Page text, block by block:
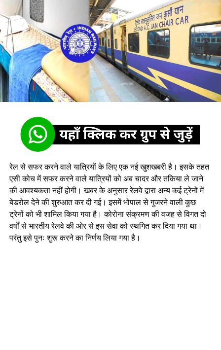
रेल से सफर करने वाले यात्रियों के लिए एक नई खुशखबरी है। इसके तहत
एसी कोच में सफर करने वाले यात्रियों को अब चादर और तकिया ले जाने
की आवश्यकता नहीं होगी। खबर के अनुसार रेलवे द्वारा अन्य कई ट्रेनों में
बेडरोल देने की शुरुआत कर दी गई। इसमें भोपाल से गुजरने वाली कुछ
ट्रेनों को भी शामिल किया गया है। कोरोना संक्रमण की वजह से विगत दो
वर्षों से भारतीय रेलवे की ओर से इस सेवा को स्थगित कर दिया गया था।
परंतु इसे पुनः शुरू करने का निर्णय लिया गया है।